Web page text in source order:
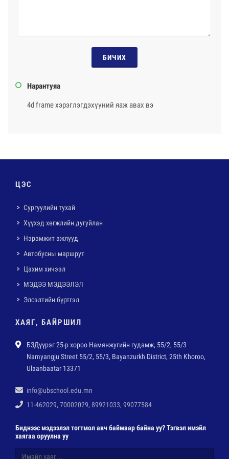
БИЧИХ
Нарантуяа
4d frame хэрэглэгдэхүүний яаж авах вэ
ЦЭС
Сургуулийн тухай
Хүүхэд хөгжлийн дугуйлан
Нэрэмжит ажлууд
Автобусны маршрут
Цахим хичээл
МЭДЭЭ МЭДЭЭЛЭЛ
Элсэлтийн бүртгэл
ХАЯГ, БАЙРШИЛ
БЗДүүрэг 25-р хороо Намянжугийн гудамж, 55/2, 55/3
Namyangju Street 55/2, 55/3, Bayanzurkh District, 25th Khoroo,
Ulaanbaatar 13371
info@ubschool.edu.mn
11-462029, 70002029, 89921033, 99077584
Биднээс мэдээлэл тогтмол авч баймаар байна уу? Тэгвэл имэйл
хаягаа оруулна уу